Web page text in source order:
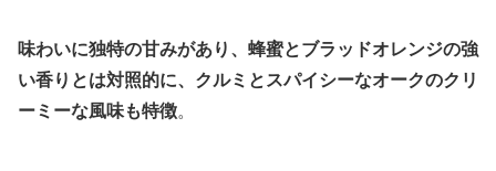
味わいに独特の甘みがあり、蜂蜜とブラッドオレンジの強
い香りとは対照的に、クルミとスパイシーなオークのクリ
ーミーな風味も特徴。